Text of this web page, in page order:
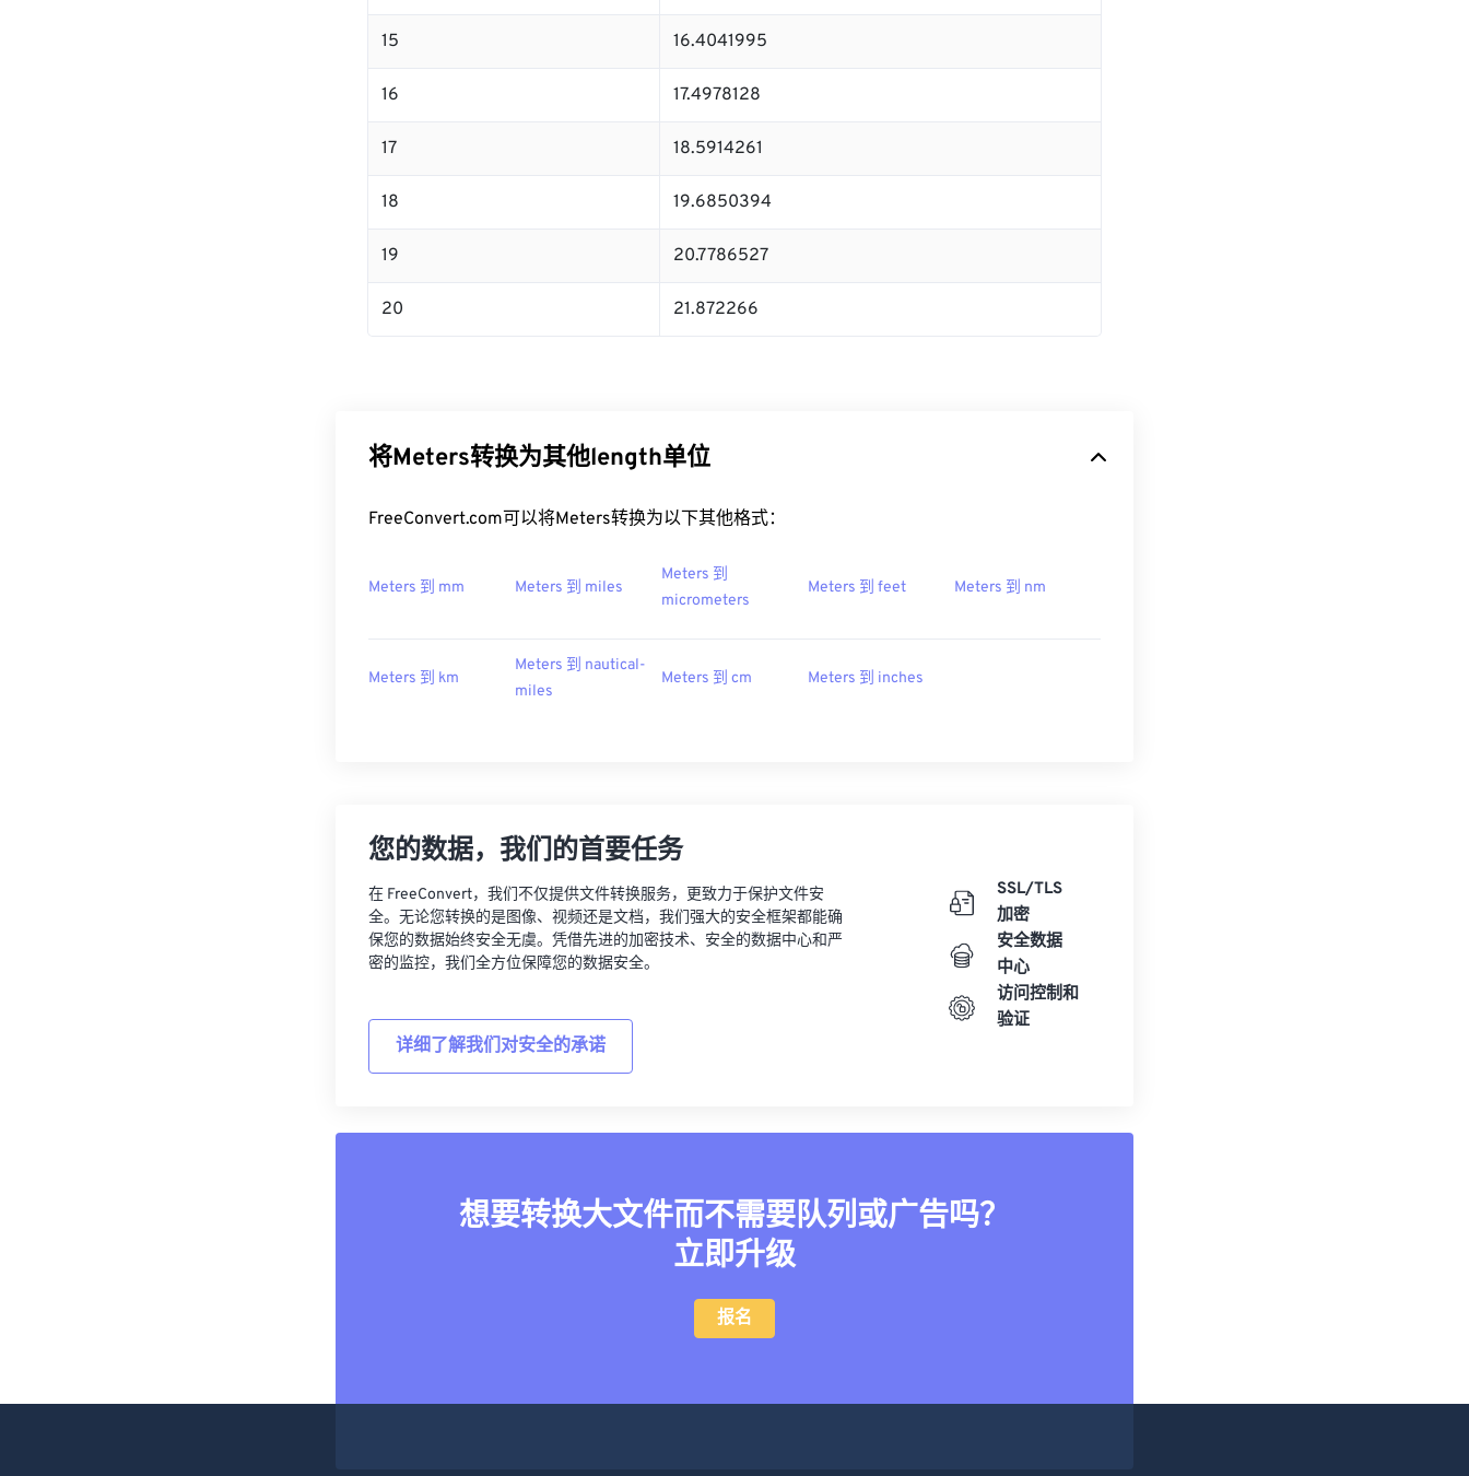
15 16.4041995
16 17.4978128
17 18.5914261
18 19.6850394
19 20.7786527
20 21.872266
将Meters转换为其他length单位
FreeConvert.com可以将Meters转换为以下其他格式：
Meters 到 mm Meters 到 miles
Meters 到
micrometers
Meters 到 feet Meters 到 nm
Meters 到 km
Meters 到 nautical-
miles
Meters 到 cm Meters 到 inches
您的数据，我们的首要任务
在 FreeConvert，我们不仅提供文件转换服务，更致力于保护文件安
全。无论您转换的是图像、视频还是文档，我们强大的安全框架都能确
保您的数据始终安全无虞。凭借先进的加密技术、安全的数据中心和严
密的监控，我们全方位保障您的数据安全。
详细了解我们对安全的承诺
SSL/TLS
加密
安全数据
中心
访问控制和
验证
想要转换大文件而不需要队列或广告吗？
立即升级
报名